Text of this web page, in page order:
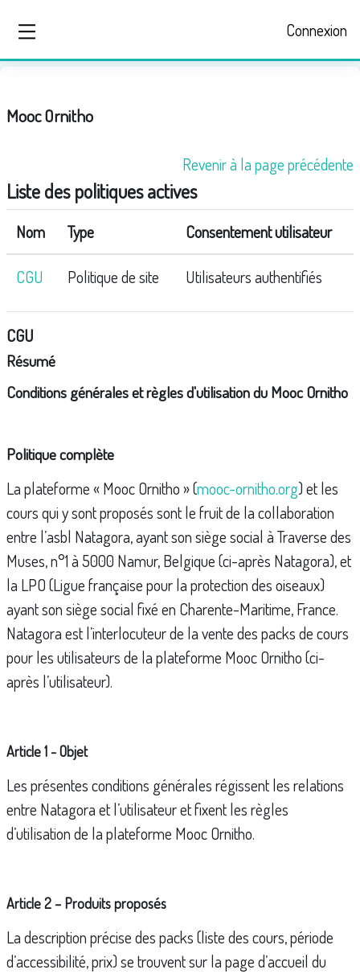
Panneau latéral
Connexion
Mooc Ornitho
Revenir à la page précédente
Liste des politiques actives
Nom Type Consentement utilisateur
CGU Politique de site Utilisateurs authentifiés
CGU
Résumé
Conditions générales et règles d'utilisation du Mooc Ornitho
Politique complète
La plateforme « Mooc Ornitho » (mooc-ornitho.org) et les
cours qui y sont proposés sont le fruit de la collaboration
entre l’asbl Natagora, ayant son siège social à Traverse des
Muses, n°1 à 5000 Namur, Belgique (ci-après Natagora), et
la LPO (Ligue française pour la protection des oiseaux)
ayant son siège social fixé en Charente-Maritime, France.
Natagora est l’interlocuteur de la vente des packs de cours
pour les utilisateurs de la plateforme Mooc Ornitho (ci-
après l’utilisateur).
Article 1 - Objet
Les présentes conditions générales régissent les relations
entre Natagora et l’utilisateur et fixent les règles
d’utilisation de la plateforme Mooc Ornitho.
Article 2 – Produits proposés
La description précise des packs (liste des cours, période
d’accessibilité, prix) se trouvent sur la page d’accueil du